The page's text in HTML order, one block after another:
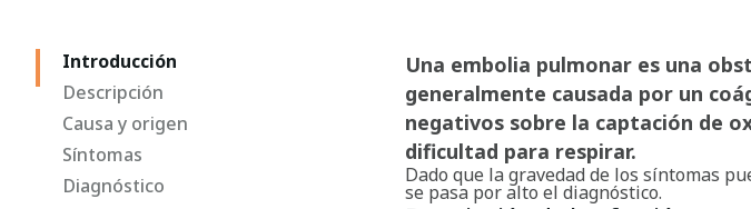
Introducción
Descripción
Causa y origen
Síntomas
Diagnóstico
Una embolia pulmonar es una
generalmente causada por un
negativos sobre la captación de
dificultad para respirar.
Dado que la gravedad de los síntomas
se pasa por alto el diagnóstico.